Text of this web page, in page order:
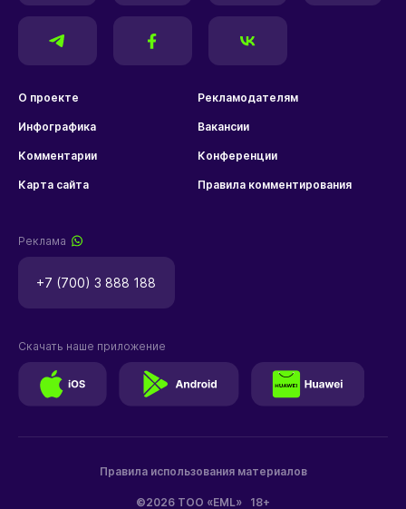
О проекте Рекламодателям
Инфографика Вакансии
Комментарии Конференции
Карта сайта Правила комментирования
Реклама
+7 (700) 3 888 188
©2026 ТОО «EML» 18+
Правила использования материалов
Скачать наше приложение